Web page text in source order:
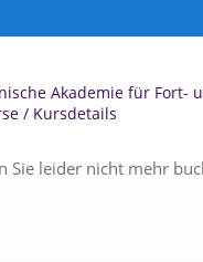
Akademie für Fort-
/ Kursdetails
Sie leider nicht mehr